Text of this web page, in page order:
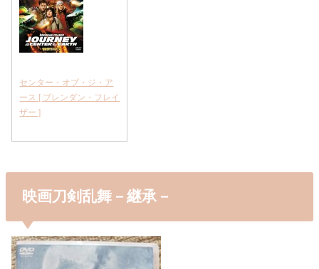
センター・オブ・ジ・ア
ース [ ブレンダン・フレイ
ザー ]
映画刀剣乱舞－継承－